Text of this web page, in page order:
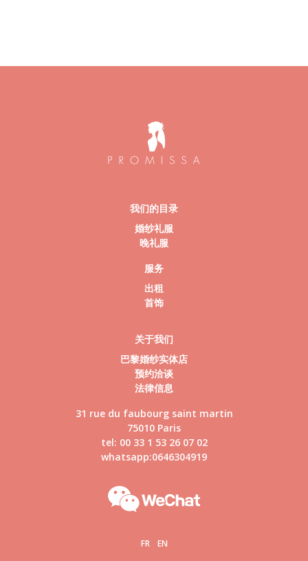
我们的目录
婚纱礼服
晚礼服
服务
出租
首饰
关于我们
巴黎婚纱实体店
预约洽谈
法律信息
31 rue du faubourg saint martin
75010 Paris
tel: 00 33 1 53 26 07 02
whatsapp:0646304919
FR EN